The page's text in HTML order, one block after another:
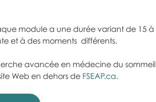
module a une durée variant de 15 à
et à des moments  différents.
avancée en médecine du sommeil
Web en dehors de FSEAP.ca.